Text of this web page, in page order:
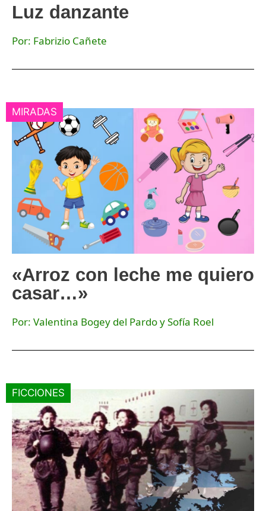
Luz danzante
Por: Fabrizio Cañete
MIRADAS
«Arroz con leche me quiero
casar…»
Por: Valentina Bogey del Pardo y Sofía Roel
FICCIONES